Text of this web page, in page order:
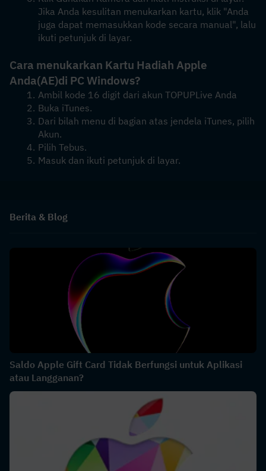
Jika Anda kesulitan menukarkan kartu, klik "Anda
juga dapat memasukkan kode secara manual", lalu
ikuti petunjuk di layar.
Cara menukarkan Kartu Hadiah Apple
Anda(AE)di PC Windows?
Ambil kode 16 digit dari akun TOPUPLive Anda
Buka iTunes.
Dari bilah menu di bagian atas jendela iTunes, pilih
Akun.
Pilih Tebus.
Masuk dan ikuti petunjuk di layar.
Berita & Blog
Saldo Apple Gift Card Tidak Berfungsi untuk Aplikasi
atau Langganan?